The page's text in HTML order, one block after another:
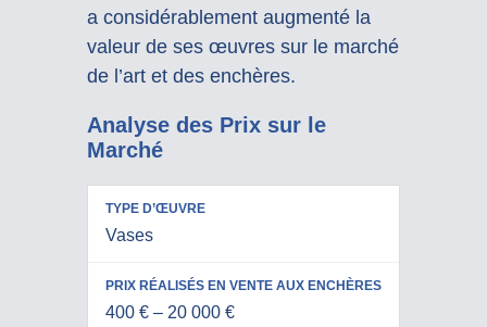
a considérablement augmenté la
valeur de ses œuvres sur le marché
de l’art et des enchères.
Analyse des Prix sur le
Marché
D’ŒUVRE
AUX
ENCHÈRES
Vases
400 € – 20 000 €